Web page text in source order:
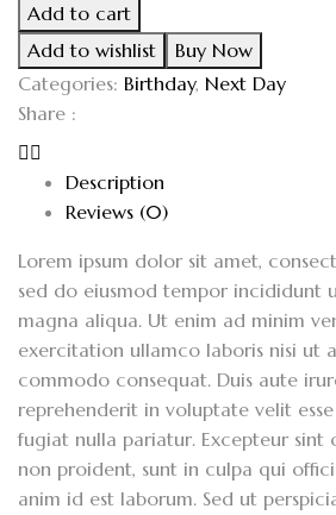
Add to cart
Add to wishlist
Buy Now
Categories: Birthday, Next Day
Share :
Description
Reviews (0)
Lorem ipsum dolor sit amet,
sed do eiusmod tempor incididunt
magna aliqua. Ut enim ad minim
exercitation ullamco laboris nisi ut
commodo consequat. Duis aute
reprehenderit in voluptate velit
fugiat nulla pariatur. Excepteur
non proident, sunt in culpa qui
anim id est laborum. Sed ut